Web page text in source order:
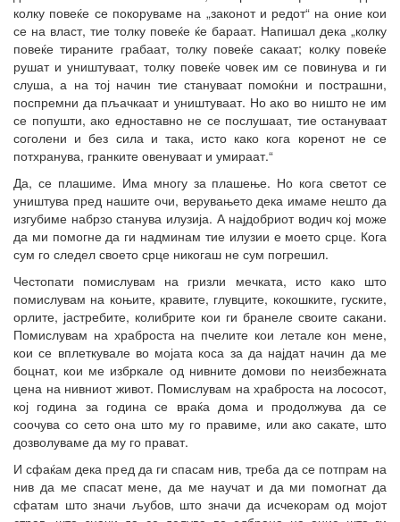
колку повеќе се покоруваме на „законот и редот“ на оние кои
се на власт, тие толку повеќе ќе бараат. Напишал дека „колку
повеќе тираните грабаат, толку повеќе сакаат; колку повеќе
рушат и уништуваат, толку повеќе човек им се повинува и ги
слуша, а на тој начин тие стануваат помоќни и пострашни,
поспремни да пљачкаат и уништуваат. Но ако во ништо не им
се попушти, ако едноставно не се послушаат, тие остануваат
соголени и без сила и така, исто како кога коренот не се
потхранува, гранките овенуваат и умираат.“
Да, се плашиме. Има многу за плашење. Но кога светот се
уништува пред нашите очи, верувањето дека имаме нешто да
изгубиме набрзо станува илузија. А најдобриот водич кој може
да ми помогне да ги надминам тие илузии е моето срце. Кога
сум го следел своето срце никогаш не сум погрешил.
Честопати помислувам на гризли мечката, исто како што
помислувам на коњите, кравите, глувците, кокошките, гуските,
орлите, јастребите, колибрите кои ги бранеле своите сакани.
Помислувам на храброста на пчелите кои летале кон мене,
кои се вплеткувале во мојата коса за да најдат начин да ме
боцнат, кои ме избркале од нивните домови по неизбежната
цена на нивниот живот. Помислувам на храброста на лососот,
кој година за година се враќа дома и продолжува да се
соочува со сето она што му го правиме, или ако сакате, што
дозволуваме да му го прават.
И сфаќам дека пред да ги спасам нив, треба да се потпрам на
нив да ме спасат мене, да ме научат и да ми помогнат да
сфатам што значи љубов, што значи да исчекорам од мојот